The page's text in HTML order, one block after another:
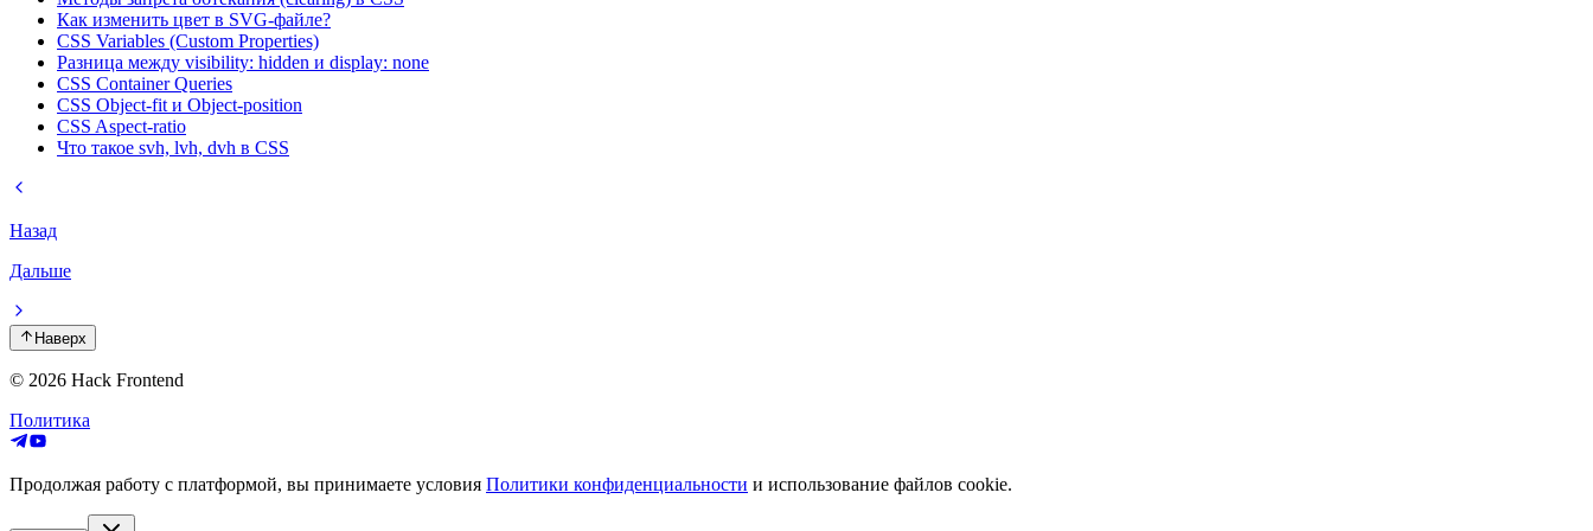
Как изменить цвет в SVG-файле?
CSS Variables (Custom Properties)
Разница между visibility: hidden и display: none
CSS Container Queries
CSS Object-fit и Object-position
CSS Aspect-ratio
Что такое svh, lvh, dvh в CSS
Назад
Дальше
Наверх
© 2026 Hack Frontend
Политика
Продолжая работу с платформой, вы принимаете условия Политики конфиденциальности и использование файлов cookie.